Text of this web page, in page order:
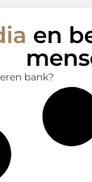
en
bank?